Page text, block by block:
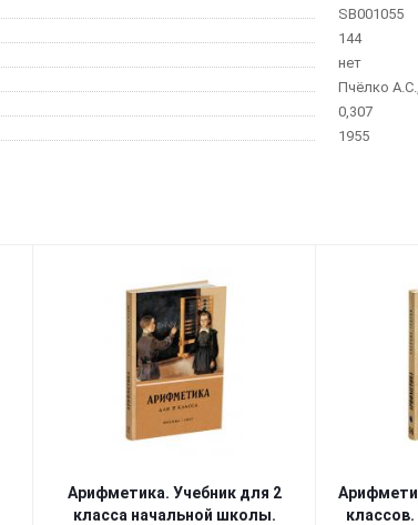
SB001055
144
нет
Пчёлко
0,307
1955
Арифметика. Учебник для 2
класса начальной школы.